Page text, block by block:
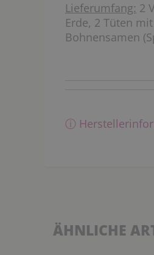
Lieferumfang: 2
Erde, 2 Tüten
Bohnensamen
ⓘ
ÄHNLICHE